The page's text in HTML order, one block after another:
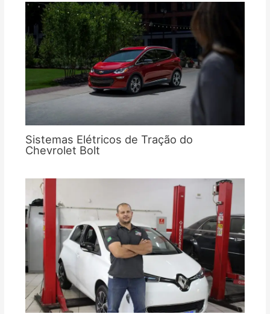
Sistemas Elétricos de Tração do
Chevrolet Bolt